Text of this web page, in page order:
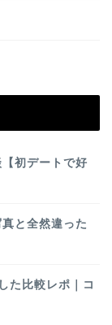
初デートで好
と全然違った
た比較レポ｜コ